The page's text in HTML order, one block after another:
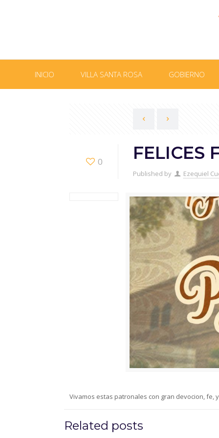
INICIO VILLA SANTA ROSA GOBIERNO
0 FELICES
Published by Ezequiel
Vivamos estas patronales con gran devocion, fe,
Related posts